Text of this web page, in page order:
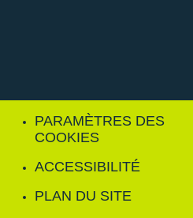
PARAMÈTRES DES
COOKIES
ACCESSIBILITÉ
PLAN DU SITE